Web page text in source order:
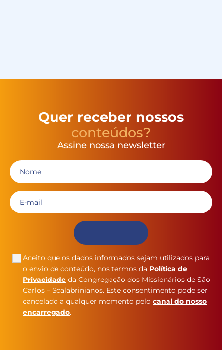
Quer receber nossos
conteúdos?
Assine nossa newsletter
Aceito que os dados informados sejam utilizados para
o envio de conteúdo, nos termos da Política de
Privacidade da Congregação dos Missionários de São
Carlos – Scalabrinianos. Este consentimento pode ser
cancelado a qualquer momento pelo canal do nosso
encarregado.